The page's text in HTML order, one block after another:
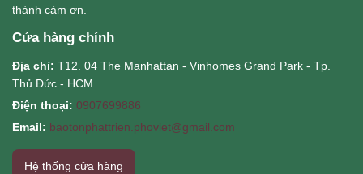
thành cảm ơn.
Cửa hàng chính
Địa chỉ: T12. 04 The Manhattan - Vinhomes Grand Park - Tp.
Thủ Đức - HCM
Điện thoại: 0907699886
Email: baotonphattrien.phoviet@gmail.com
Hệ thống cửa hàng